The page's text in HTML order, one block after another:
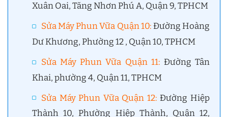
Xuân Oai, Tăng Nhơn Phú A, Quận 9, TPHCM
Sửa Máy Phun Vữa Quận 10:Đường Hoàng
Dư Khương, Phường 12 , Quận 10, TPHCM
Sửa Máy Phun Vữa Quận 11: Đường Tân
Khai, phường 4, Quận 11, TPHCM
Sửa Máy Phun Vữa Quận 12: Đường Hiệp
Thành 10, Phường Hiệp Thành, Quận 12,